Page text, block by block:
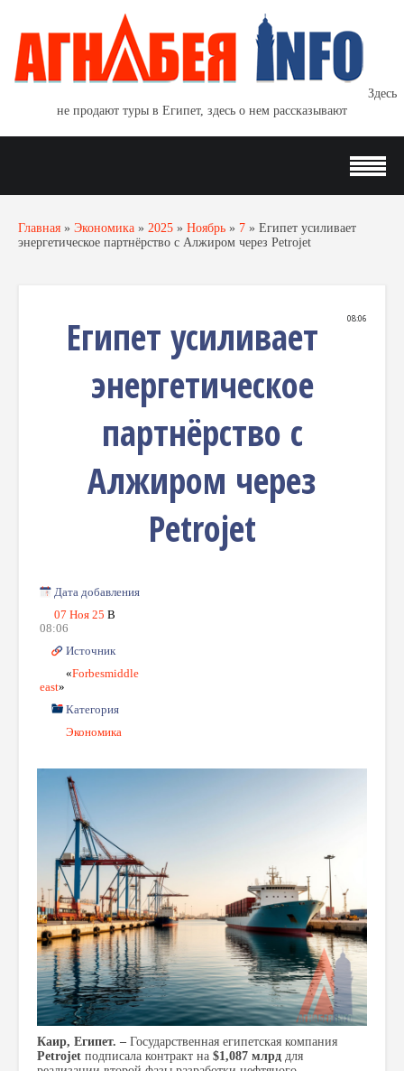
Здесь
не продают туры в Египет, здесь о нем рассказывают
Главная » Экономика » 2025 » Ноябрь » 7 » Египет усиливает
энергетическое партнёрство с Алжиром через Petrojet
08:06
Египет усиливает
энергетическое
партнёрство с
Алжиром через
Petrojet
Дата добавления
07 Ноя 25 В
08:06
Источник
«Forbesmiddle
East»
Категория
Экономика
Каир, Египет. – Государственная египетская компания
Petrojet подписала контракт на $1,087 млрд для